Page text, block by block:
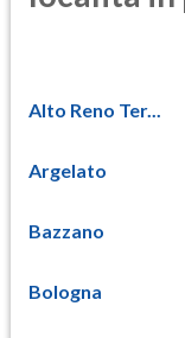
Alto Reno Ter...
Argelato
Bazzano
Bologna